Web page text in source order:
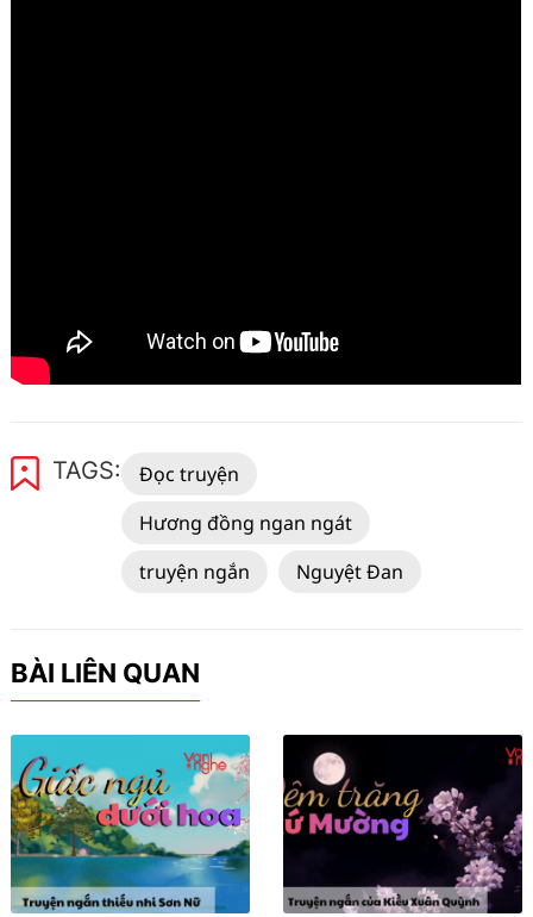
TAGS:
Đọc truyện
Hương đồng ngan ngát
truyện ngắn
Nguyệt Đan
BÀI LIÊN QUAN